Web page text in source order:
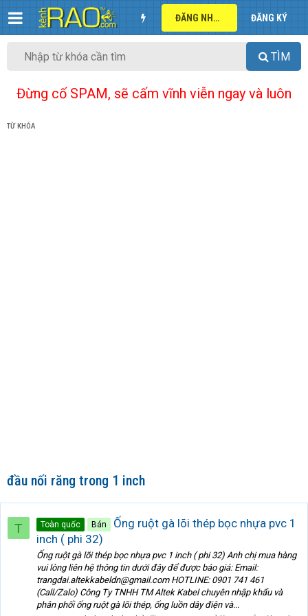
ĐĂNG NHẬP ĐĂNG KÝ
TÌM
Đừng cố SPAM, sẽ cấm vĩnh viễn ngay và luôn
TỪ KHÓA
đầu nối răng trong 1 inch
T Toàn quốc Bán
Ống ruột gà lõi thép bọc nhựa pvc 1
inch ( phi 32)
Ống ruột gà lõi thép bọc nhựa pvc 1 inch ( phi 32) Anh chị mua hàng
vui lòng liên hệ thông tin dưới đây để được báo giá: Email:
trangdai.altekkabeldn@gmail.com HOTLINE: 0901 741 461
(Call/Zalo) Công Ty TNHH TM Altek Kabel chuyên nhập khẩu và
phân phối ống ruột gà lõi thép, ống luồn dây điện và...